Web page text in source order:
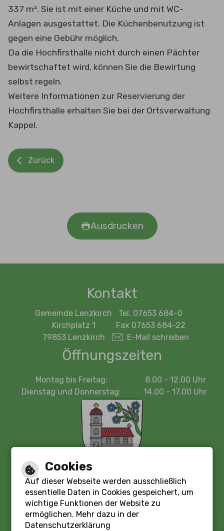
337 m². Sie ist mit einer Küche und mit WC-
Anlagen ausgestattet. Die Küchenbenutzung ist
gegen eine Gebühr möglich.
Da die Hochfirsthalle nicht durch einen Pächter
bewirtschaftet wird, können Sie die Bewirtung
selbst regeln.
Weitere Informationen zur Reservierung der
Hochfirsthalle erhalten Sie bei der Ortsverwaltung
Kappel.
Zurück
Ausdrucken
Kontakt
Gemeinde Lenzkirch
Kirchplatz 1
79853 Lenzkirch
Tel. 07653 684-0
Fax 07653 684-22
E-Mail schreiben
Öffnungszeiten
Montag bis Freitag:
Dienstag und Donnerstag:
8.00 - 12.00 Uhr
14.00 - 17.00 Uhr
Leichte Sprache
Cookies
Auf dieser Webseite werden ausschließlich
essentielle Daten in Cookies gespeichert, um
wichtige Funktionen der Website zu
ermöglichen. Mehr dazu in der
Datenschutzerklärung